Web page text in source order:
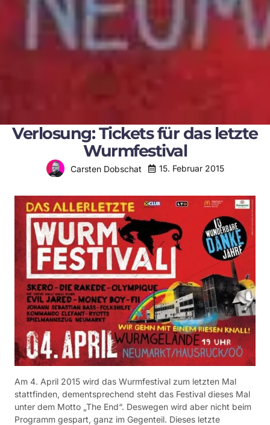
Verlosung: Tickets für das letzte
Wurmfestival
Carsten Dobschat 15. Februar 2015
Am 4. April 2015 wird das Wurmfestival zum letzten Mal
stattfinden, dementsprechend steht das Festival dieses Mal
unter dem Motto „The End“. Deswegen wird aber nicht beim
Programm gespart, ganz im Gegenteil. Dieses letzte